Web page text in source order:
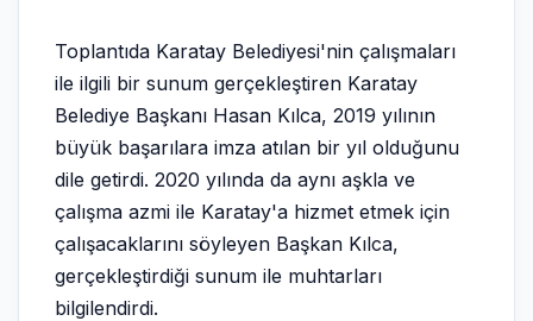
Toplantıda Karatay Belediyesi'nin çalışmaları
ile ilgili bir sunum gerçekleştiren Karatay
Belediye Başkanı Hasan Kılca, 2019 yılının
büyük başarılara imza atılan bir yıl olduğunu
dile getirdi. 2020 yılında da aynı aşkla ve
çalışma azmi ile Karatay'a hizmet etmek için
çalışacaklarını söyleyen Başkan Kılca,
gerçekleştirdiği sunum ile muhtarları
bilgilendirdi.